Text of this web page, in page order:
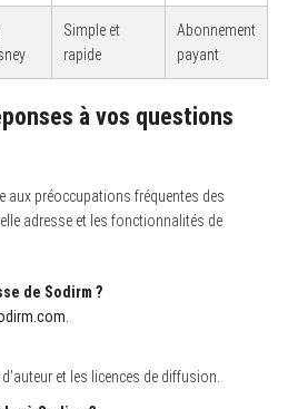
Simple et
rapide
Abonnement
payant
à vos questions
aux préoccupations fréquentes des
adresse et les fonctionnalités de
de Sodirm ?
et les licences de diffusion.